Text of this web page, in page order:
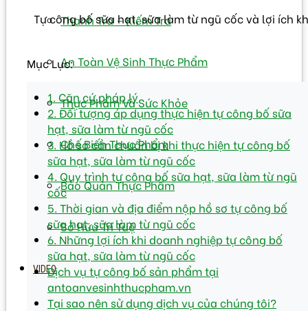
Thanh Tra – Kiếm Tra
An Toàn Vệ Sinh Thực Phẩm
Thực Phẩm Và Sức Khỏe
Chế Biến Thực Phẩm
Bảo Quản Thực Phẩm
Sở Hữu Trí Tuệ
VIDEO
Tự công bố sữa hạt, sữa làm từ ngũ cốc và lợi ích
Mục Lục:
1. Căn cứ pháp lý
2. Đối tượng áp dụng thực hiện tự công bố sữa
hạt, sữa làm từ ngũ cốc
3. Hồ sơ cần chuẩn bị khi thực hiện tự công bố
sữa hạt, sữa làm từ ngũ cốc
4. Quy trình tự công bố sữa hạt, sữa làm từ ngũ
cốc
5. Thời gian và địa điểm nộp hồ sơ tự công bố
sữa hạt, sữa làm từ ngũ cốc
6. Những lợi ích khi doanh nghiệp tự công bố
sữa hạt, sữa làm từ ngũ cốc
Dịch vụ tự công bố sản phẩm tại
antoanvesinhthucpham.vn
Tại sao nên sử dụng dịch vụ của chúng tôi?